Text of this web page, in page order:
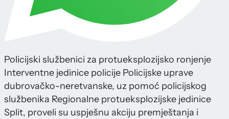
Policijski službenici za protueksplozijsko ronjenje
Interventne jedinice policije Policijske uprave
dubrovačko-neretvanske, uz pomoć policijskog
službenika Regionalne protueksplozijske jedinice
Split, proveli su uspješnu akciju premještanja i